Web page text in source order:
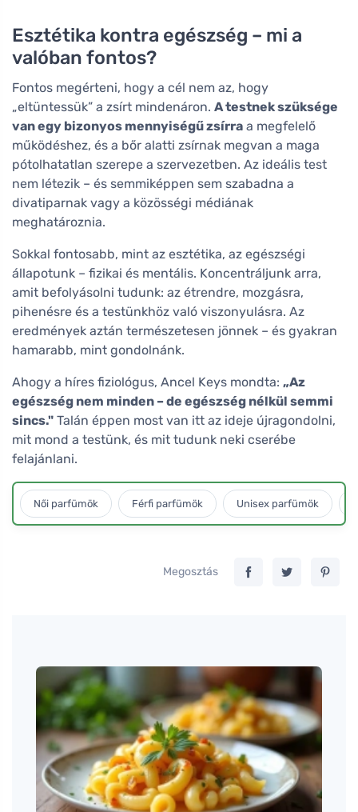
Esztétika kontra egészség – mi a
valóban fontos?
Fontos megérteni, hogy a cél nem az, hogy
„eltüntessük” a zsírt mindenáron. A testnek szüksége
van egy bizonyos mennyiségű zsírra a megfelelő
működéshez, és a bőr alatti zsírnak megvan a maga
pótolhatatlan szerepe a szervezetben. Az ideális test
nem létezik – és semmiképpen sem szabadna a
divatiparnak vagy a közösségi médiának
meghatároznia.
Sokkal fontosabb, mint az esztétika, az egészségi
állapotunk – fizikai és mentális. Koncentráljunk arra,
amit befolyásolni tudunk: az étrendre, mozgásra,
pihenésre és a testünkhöz való viszonyulásra. Az
eredmények aztán természetesen jönnek – és gyakran
hamarabb, mint gondolnánk.
Ahogy a híres fiziológus, Ancel Keys mondta: „Az
egészség nem minden – de egészség nélkül semmi
sincs." Talán éppen most van itt az ideje újragondolni,
mit mond a testünk, és mit tudunk neki cserébe
felajánlani.
Női parfümök Férfi parfümök Unisex parfümök
Megosztás